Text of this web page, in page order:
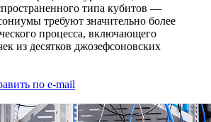
типа кубитов —
требуют значительно более
процесса, включающего
из десятков джозефсоновских
по e-mail